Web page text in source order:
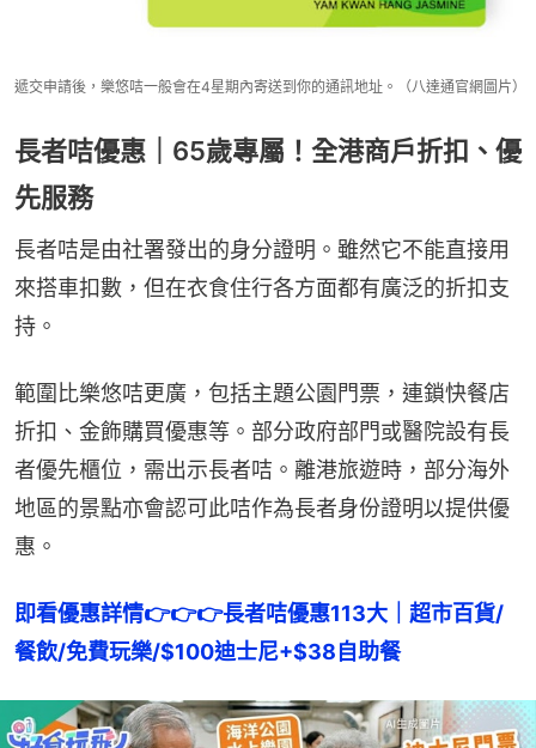
遞交申請後，樂悠咭一般會在4星期內寄送到你的通訊地址。（八達通官網圖片）
長者咭優惠｜65歲專屬！全港商戶折扣、優
先服務
長者咭是由社署發出的身分證明。雖然它不能直接用
來搭車扣數，但在衣食住行各方面都有廣泛的折扣支
持。
範圍比樂悠咭更廣，包括主題公園門票，連鎖快餐店
折扣、金飾購買優惠等。部分政府部門或醫院設有長
者優先櫃位，需出示長者咭。離港旅遊時，部分海外
地區的景點亦會認可此咭作為長者身份證明以提供優
惠。
即看優惠詳情👉👉👉長者咭優惠113大｜超市百貨/
餐飲/免費玩樂/$100迪士尼+$38自助餐